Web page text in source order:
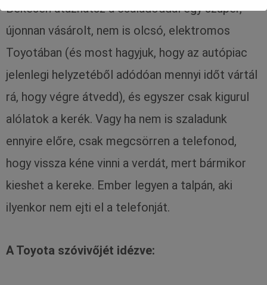
Békésen utazhatsz a családoddal egy szuper,
újonnan vásárolt, nem is olcsó, elektromos
Toyotában (és most hagyjuk, hogy az autópiac
jelenlegi helyzetéből adódóan mennyi időt vártál
rá, hogy végre átvedd), és egyszer csak kigurul
alólatok a kerék. Vagy ha nem is szaladunk
ennyire előre, csak megcsörren a telefonod,
hogy vissza kéne vinni a verdát, mert bármikor
kieshet a kereke. Ember legyen a talpán, aki
ilyenkor nem ejti el a telefonját.
A Toyota szóvivőjét idézve: